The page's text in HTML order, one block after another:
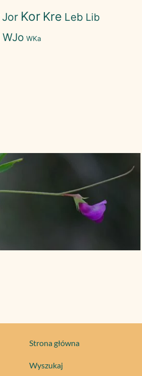
Jor Kor Kre Leb Lib
WJo WKa
Strona główna
Wyszukaj